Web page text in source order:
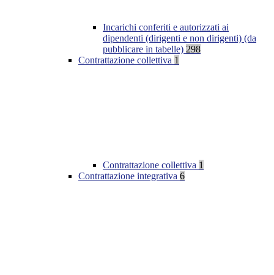
Incarichi conferiti e autorizzati ai
dipendenti (dirigenti e non dirigenti) (da
pubblicare in tabelle) 298
Contrattazione collettiva 1
Contrattazione collettiva 1
Contrattazione integrativa 6